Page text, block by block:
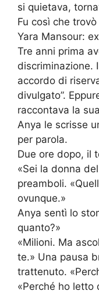
si quietava,
Fu così che trovò
Yara Mansour:
Tre anni prima
discriminazione.
accordo di
divulgato”.
raccontava la
Anya le scrisse
per parola.
Due ore dopo, il
«Sei la donna
preamboli.
ovunque.»
Anya sentì lo
quanto?»
«Milioni. Ma
te.» Una pausa
trattenuto.
«Perché ho letto